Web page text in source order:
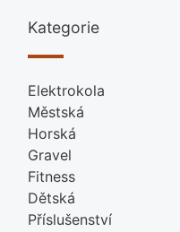
Kategorie
Elektrokola
Městská
Horská
Gravel
Fitness
Dětská
Příslušenství